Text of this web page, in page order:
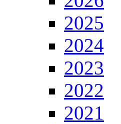
2025
2024
2023
2022
2021